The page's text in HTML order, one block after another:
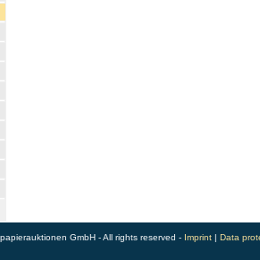
GmbH - All rights reserved - Imprint| Data